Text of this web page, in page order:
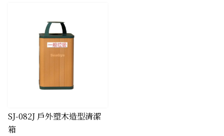
​SJ-082J 戶外塑木造型清潔
箱